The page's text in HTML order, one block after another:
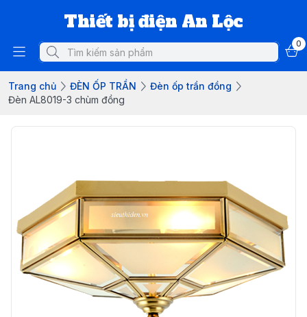
Thiết bị điện An Lộc
0
Trang chủ ĐÈN ỐP TRẦN
Đèn ốp trần đồng
Đèn AL8019-3 chùm đồng